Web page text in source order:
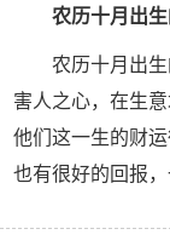
农历十月出生
农历十月出生
害人之心，在生
他们这一生的财
也有很好的回报